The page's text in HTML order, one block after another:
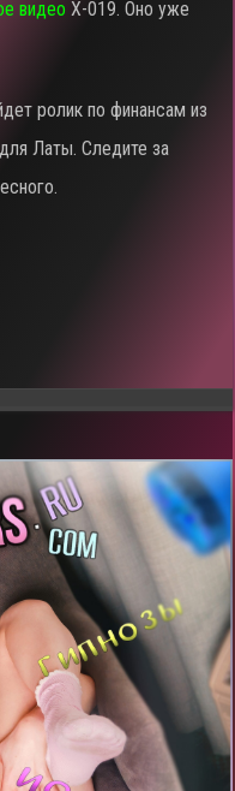
видеоX-019. Оно уже
ролик по финансам из
Латы. Следите за